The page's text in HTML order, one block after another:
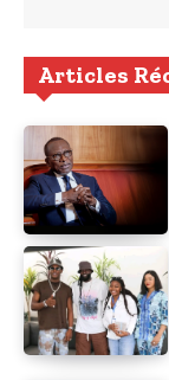
Articles